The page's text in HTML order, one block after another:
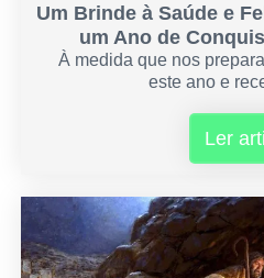
Um Brinde à Saúde e
um Ano de
À medida que nos
este ano e
Ler